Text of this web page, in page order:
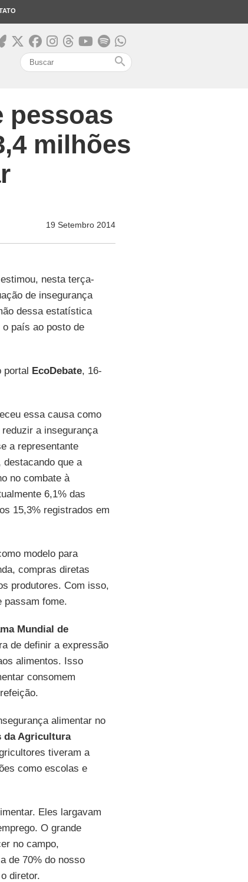
search
pessoas
milhões
19 Setembro 2014
estimou, nesta terça-
de insegurança
dessa estatística
país ao posto de
portal EcoDebate, 16-
essa causa como
a insegurança
a representante
destacando que a
no combate à
6,1% das
15,3% registrados em
modelo para
compras diretas
produtores. Com isso,
passam fome.
Mundial de
de definir a expressão
alimentos. Isso
consomem
alimentar no
da Agricultura
tiveram a
como escolas e
Eles largavam
O grande
no campo,
de 70% do nosso
diretor.